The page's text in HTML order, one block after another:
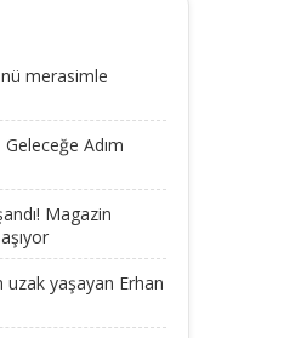
merasimle
Geleceğe Adım
Magazin
yaşayan Erhan